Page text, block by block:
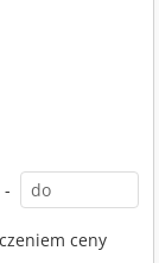
-
ceny